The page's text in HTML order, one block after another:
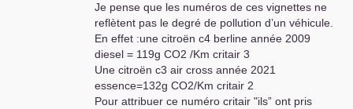
Je pense que les numéros de ces vignettes ne
reflètent pas le degré de pollution d’un véhicule.
En effet :une citroën c4 berline année 2009
diesel = 119g CO2 /Km critair 3
Une citroën c3 air cross année 2021
essence=132g CO2/Km critair 2
Pour attribuer ce numéro critair "ils” ont pris